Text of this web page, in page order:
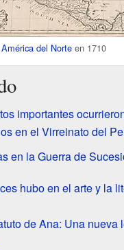
América del Norte en 1710
importantes
en el Virreinato del
en la Guerra de
hubo en el arte y la
de Ana: Una nueva